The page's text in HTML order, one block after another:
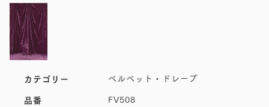
カテゴリー ベルベット・ドレープ
品番 FV508